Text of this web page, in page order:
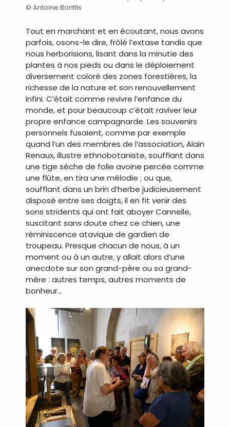
© Antoine Bonfils
Tout en marchant et en écoutant, nous avons
parfois, osons-le dire, frôlé l’extase tandis que
nous herborisions, lisant dans la minutie des
plantes à nos pieds ou dans le déploiement
diversement coloré des zones forestières, la
richesse de la nature et son renouvellement
infini. C’était comme revivre l’enfance du
monde, et pour beaucoup c’était raviver leur
propre enfance campagnarde. Les souvenirs
personnels fusaient, comme par exemple
quand l’un des membres de l’association, Alain
Renaux, illustre ethnobotaniste, soufflant dans
une tige sèche de folle avoine percée comme
une flûte, en tira une mélodie ; ou que,
soufflant dans un brin d’herbe judicieusement
disposé entre ses doigts, il en fit venir des
sons stridents qui ont fait aboyer Cannelle,
suscitant sans doute chez ce chien, une
réminiscence atavique de gardien de
troupeau. Presque chacun de nous, à un
moment ou à un autre, y allait alors d’une
anecdote sur son grand-père ou sa grand-
mère : autres temps, autres moments de
bonheur…